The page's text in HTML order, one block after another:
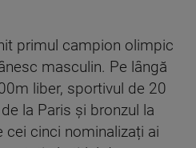
primul campion olimpic
masculin. Pe lângă
liber, sportivul de 20
la Paris și bronzul la
cei cinci nominalizați ai